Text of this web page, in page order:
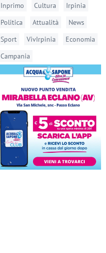
Inprimo
Cultura
Irpinia
Politica
Attualità
News
Sport
VivIrpinia
Economia
Campania